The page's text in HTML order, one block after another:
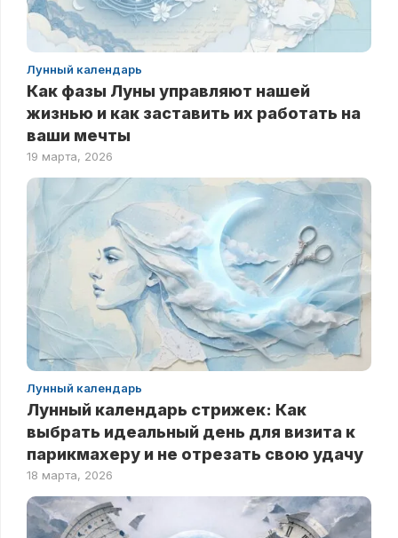
Лунный календарь
Как фазы Луны управляют нашей
жизнью и как заставить их работать на
ваши мечты
19 марта, 2026
Лунный календарь
Лунный календарь стрижек: Как
выбрать идеальный день для визита к
парикмахеру и не отрезать свою удачу
18 марта, 2026